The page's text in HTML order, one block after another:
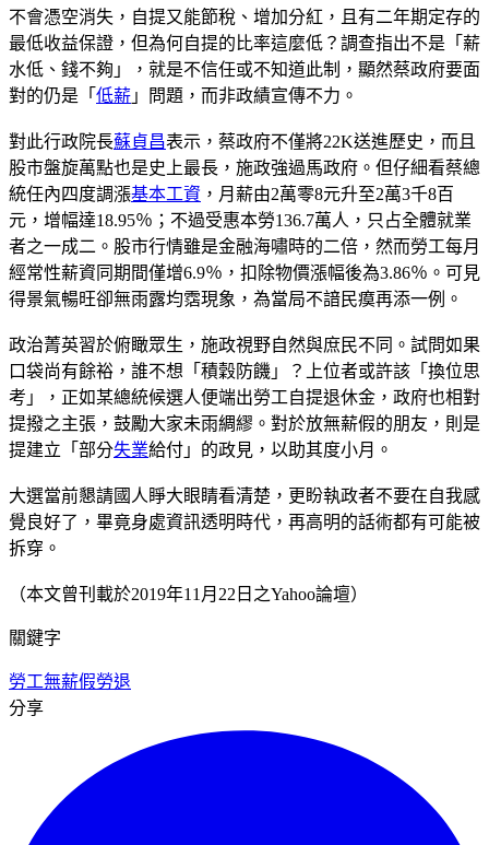
不會憑空消失，自提又能節稅、增加分紅，且有二年期定存的
最低收益保證，但為何自提的比率這麼低？調查指出不是「薪
水低、錢不夠」，就是不信任或不知道此制，顯然蔡政府要面
對的仍是「 低薪 」問題，而非政績宣傳不力。
對此行政院長蘇貞昌表示，蔡政府不僅將22K送進歷史，而且
股市盤旋萬點也是史上最長，施政強過馬政府。但仔細看蔡總
統任內四度調漲基本工資 ，月薪由2萬零8元升至2萬3千8百
元，增幅達18.95％；不過受惠本勞136.7萬人，只占全體就業
者之一成二。股市行情雖是金融海嘯時的二倍，然而勞工每月
經常性薪資同期間僅增6.9％，扣除物價漲幅後為3.86％。可見
得景氣暢旺卻無雨露均霑現象，為當局不諳民瘼再添一例。
政治菁英習於俯瞰眾生，施政視野自然與庶民不同。試問如果
口袋尚有餘裕，誰不想「積穀防饑」？上位者或許該「換位思
考」，正如某總統候選人便端出勞工自提退休金，政府也相對
提撥之主張，鼓勵大家未雨綢繆。對於放無薪假的朋友，則是
提建立「部分失業給付」的政見，以助其度小月。
大選當前懇請國人睜大眼睛看清楚，更盼執政者不要在自我感
覺良好了，畢竟身處資訊透明時代，再高明的話術都有可能被
拆穿。
（本文曾刊載於2019年11月22日之Yahoo論壇）
關鍵字
勞工無薪假勞退
分享